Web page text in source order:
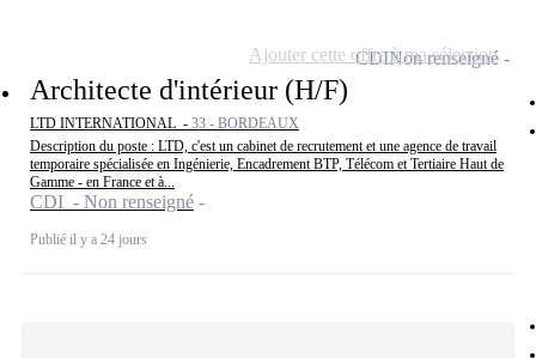
Architecte d'intérieur (H/F)
LTD INTERNATIONAL - 33 - BORDEAUX
Description du poste : LTD, c'est un cabinet de recrutement et une agence de travail
temporaire spécialisée en Ingénierie, Encadrement BTP, Télécom et Tertiaire Haut de
Gamme - en France et à...
CDI - Non renseigné
Publié il y a 24 jours
CDINon renseigné
Ajouter cette offre à ma sélection